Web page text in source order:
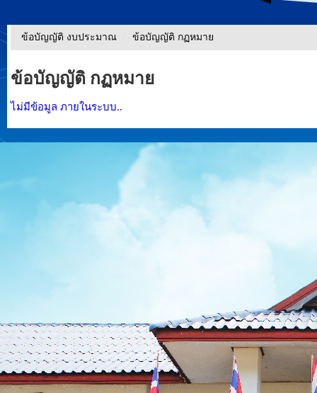
ข้อบัญญัติ งบประมาณ / ข้อบัญญัติ กฏหมาย
ข้อบัญญัติ กฏหมาย
ไม่มีข้อมูล ภายในระบบ..